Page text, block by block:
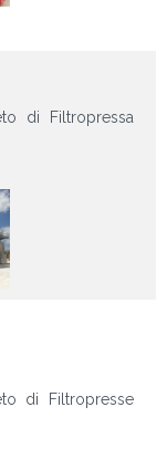
di Filtropressa
di Filtropresse